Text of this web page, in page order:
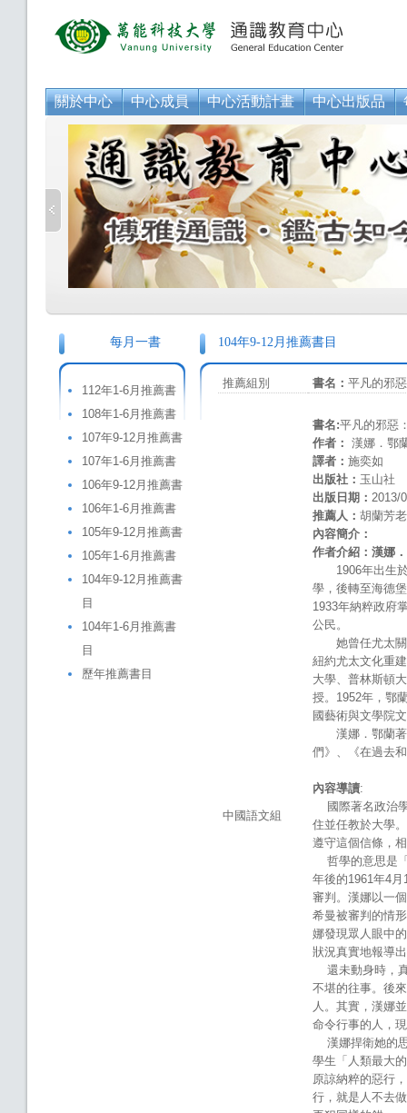
關於中心 中心成員 中心活動計畫 中心出版品
每月一書
112年1-6月推薦書
108年1-6月推薦書
107年9-12月推薦書
107年1-6月推薦書
106年9-12月推薦書
106年1-6月推薦書
105年9-12月推薦書
105年1-6月推薦書
104年9-12月推薦書
目
104年1-6月推薦書
目
歷年推薦書目
104年9-12月推薦書目
推薦組別 書名： 平凡的邪
中國語文組
書名:平凡的邪惡
作者： 漢娜．鄂
譯者： 施奕如
出版社： 玉山社
出版日期： 2013/
推薦人： 胡蘭芳
內容簡介：
作者介紹：漢娜
1906年出生於
學，後轉至海德
1933年納粹政府
公民。
她曾任尤太關
紐約尤太文化重
大學、普林斯頓
授。1952年，鄂
國藝術與文學院
漢娜．鄂蘭著
們》、《在過去
內容導讀:
國際著名政治
住並任教於大學
遵守這個信條，
哲學的意思是
年後的1961年4
審判。漢娜以一
希曼被審判的情
娜發現眾人眼中
狀況真實地報導
還未動身時，
不堪的往事。後
人。其實，漢娜
命令行事的人，
漢娜捍衛她的
學生「人類最大
原諒納粹的惡行
行，就是人不去